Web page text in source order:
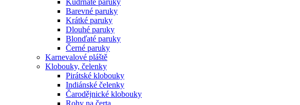
Barevné paruky
Krátké paruky
Dlouhé paruky
Blonďaté paruky
Černé paruky
Karnevalové pláště
Klobouky, čelenky
Pirátské klobouky
Indiánské čelenky
Čarodějnické klobouky
Rohy na čerta